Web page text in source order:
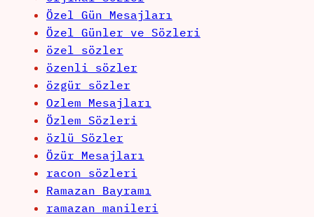
Özel Gün Mesajları
Özel Günler ve Sözleri
özel sözler
özenli sözler
özgür sözler
Ozlem Mesajları
Özlem Sözleri
özlü Sözler
Özür Mesajları
racon sözleri
Ramazan Bayramı
ramazan manileri